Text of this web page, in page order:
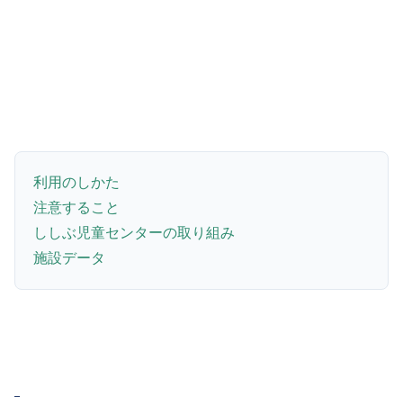
利用のしかた
注意すること
ししぶ児童センターの取り組み
施設データ